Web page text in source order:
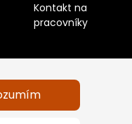
Kontakt na
pracovníky